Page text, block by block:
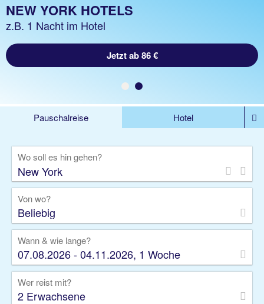
NEW YORK URLAUB
z.B. 5 Nächte Hotel inklusive Flug
Jetzt ab 1148 €
NEW YORK HOTELS
z.B. 1 Nacht im Hotel
Jetzt ab 86 €
Pauschalreise
Hotel
Rundreise
Kreuzfahrt
Gruppenreise
Camper Privattransfer
Wo soll es hin gehen?
Von wo?
Beliebig
Wann & wie lange?
07.08.2026 - 04.11.2026, 1 Woche
Wer reist mit?
2 Erwachsene